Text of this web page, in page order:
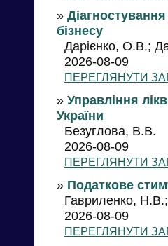
»
бізнесу
Дарієнко, О.В.;
2026-08-09
ПЕРЕГЛЯНУТИ
» Управління
України
Безуглова, В.В.
2026-08-09
ПЕРЕГЛЯНУТИ
» Податкове
Гавриленко,
2026-08-09
ПЕРЕГЛЯНУТИ